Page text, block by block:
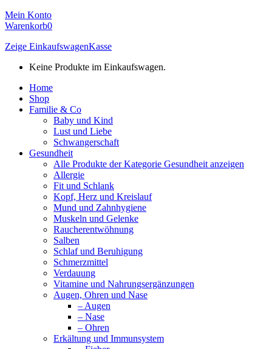
Mein Konto
Warenkorb0
Zeige EinkaufswagenKasse
Keine Produkte im Einkaufswagen.
Home
Shop
Familie & Co
Baby und Kind
Lust und Liebe
Schwangerschaft
Gesundheit
Alle Produkte der Kategorie Gesundheit anzeigen
Allergie
Fit und Schlank
Kopf, Herz und Kreislauf
Mund und Zahnhygiene
Muskeln und Gelenke
Raucherentwöhnung
Salben
Schlaf und Beruhigung
Schmerzmittel
Verdauung
Vitamine und Nahrungsergänzungen
Augen, Ohren und Nase
– Augen
– Nase
– Ohren
Erkältung und Immunsystem